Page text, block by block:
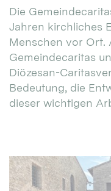
Die
Jahren kirchliches
Menschen vor Ort.
Gemeindecaritas
Diözesan-
Bedeutung, die
dieser wichtigen